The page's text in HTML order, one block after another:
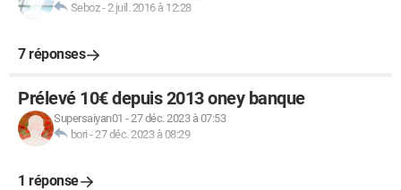
Seboz-2 juil. 2016 à 12:28
7 réponses
Prélevé 10€ depuis 2013 oney banque
Supersaiyan01 -27 déc. 2023 à 07:53
bori -27 déc. 2023 à 08:29
1 réponse